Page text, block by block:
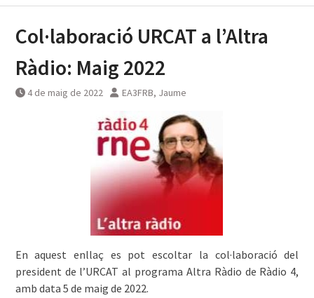
Col·laboració URCAT a l’Altra
Ràdio: Maig 2022
4 de maig de 2022 EA3FRB, Jaume
En aquest enllaç es pot escoltar la col·laboració del
president de l’URCAT al programa Altra Ràdio de Ràdio 4,
amb data 5 de maig de 2022.